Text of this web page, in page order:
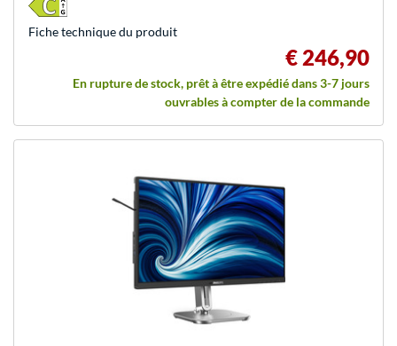
€ 246,90
En rupture de stock, prêt à être expédié dans 3-7 jours
ouvrables à compter de la commande
Fiche technique du produit